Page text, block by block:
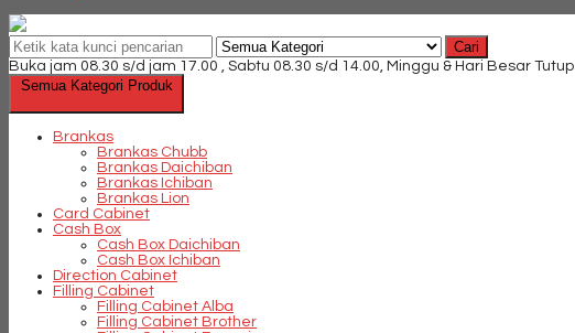
Cari
Buka jam 08.30 s/d jam 17.00 , Sabtu 08.30 s/d 14.00, Minggu & Hari Besar Tutup
Semua Kategori Produk
Brankas
Brankas Chubb
Brankas Daichiban
Brankas Ichiban
Brankas Lion
Card Cabinet
Cash Box
Cash Box Daichiban
Cash Box Ichiban
Direction Cabinet
Filling Cabinet
Filling Cabinet Alba
Filling Cabinet Brother